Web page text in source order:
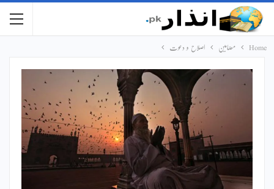
Home مضامین اصلاح و دعوت